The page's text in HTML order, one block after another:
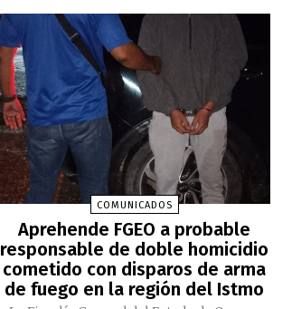
COMUNICADOS
Aprehende FGEO a probable
responsable de doble homicidio
cometido con disparos de arma
de fuego en la región del Istmo